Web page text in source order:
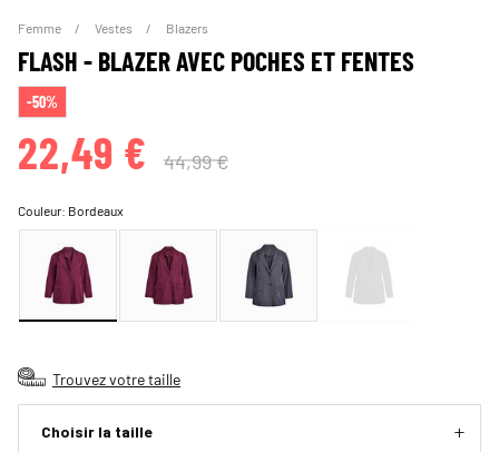
Femme Vestes Blazers
FLASH - BLAZER AVEC POCHES ET FENTES
-50%
22,49 € 44,99 €
Couleur: Bordeaux
Trouvez votre taille
Choisir la taille